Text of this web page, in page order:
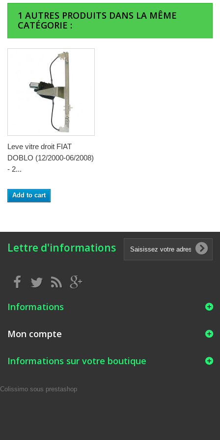
1 AUTRES PRODUITS DANS LA MÊME
CATÉGORIE :
Leve vitre droit FIAT
DOBLO (12/2000-06/2008)
- 2...
Add to cart
Lettre d'informations
Informations
Mon compte
Informations sur votre boutique
Colissimo sous prestashop